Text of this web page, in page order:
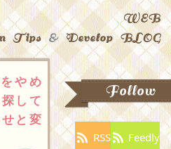
WEB
Tips & Develop BLOG
やめ
して
と変
Follow
RSS Feedly